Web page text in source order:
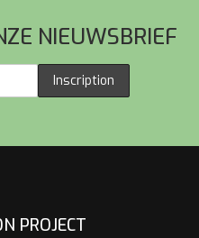
NIEUWSBRIEF
Inscription
PROJECT